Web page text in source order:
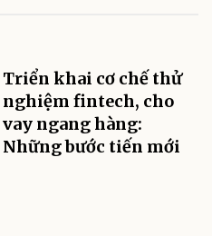
Triển khai cơ chế thử
nghiệm fintech, cho
vay ngang hàng:
Những bước tiến mới